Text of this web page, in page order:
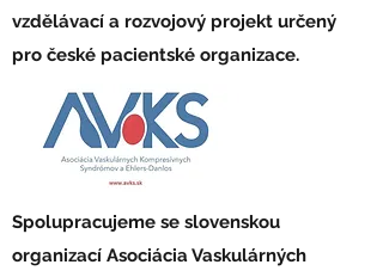
vzdělávací a rozvojový projekt určený
pro české pacientské organizace.
Spolupracujeme se slovenskou
organizací Asociácia Vaskulárných